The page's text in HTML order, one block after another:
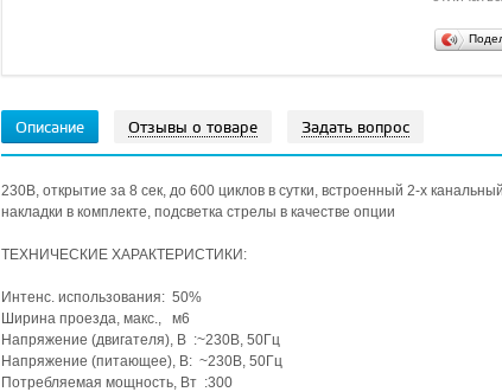
Описание Отзывы о товаре Задать вопрос
230В, открытие за 8 сек, до 600 циклов в сутки, встроенный 2-х
накладки в комплекте, подсветка стрелы в качестве опции
ТЕХНИЧЕСКИЕ ХАРАКТЕРИСТИКИ:
Интенс. использования: 50%
Ширина проезда, макс., м6
Напряжение (двигателя), В :~230В, 50Гц
Напряжение (питающее), В: ~230В, 50Гц
Потребляемая мощность, Вт :300